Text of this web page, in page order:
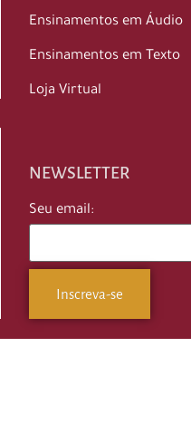
Ensinamentos em Áudio
Ensinamentos em Texto
Loja Virtual
NEWSLETTER
Seu email: